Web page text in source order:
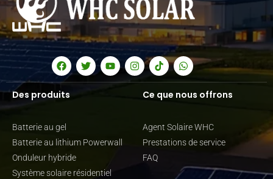
Des produits
Batterie au gel
Batterie au lithium Powerwall
Onduleur hybride
Système solaire résidentiel
Ce que nous offrons
Agent Solaire WHC
Prestations de service
FAQ